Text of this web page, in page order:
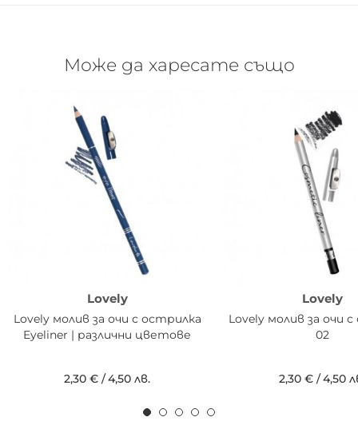
Може да харесате също
Lovely
Lovely молив за очи с острилка
Eyeliner | различни цветове
2,30 € /4,50 лв.
Lovely
Lovely молив за очи
02
2,30 € /4,50